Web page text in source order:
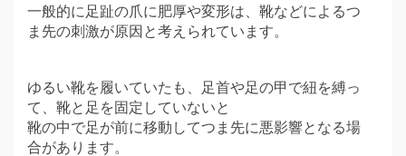
一般的に足趾の爪に肥厚や変形は、靴などによるつ
ま先の刺激が原因と考えられています。
ゆるい靴を履いていたも、足首や足の甲で紐を縛っ
て、靴と足を固定していないと
靴の中で足が前に移動してつま先に悪影響となる場
合があります。